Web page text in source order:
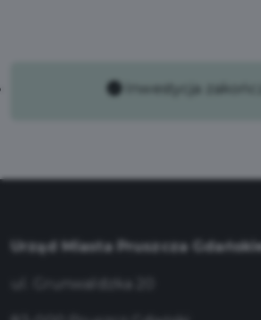
Inwestycja
Urząd Miasta Pruszcza